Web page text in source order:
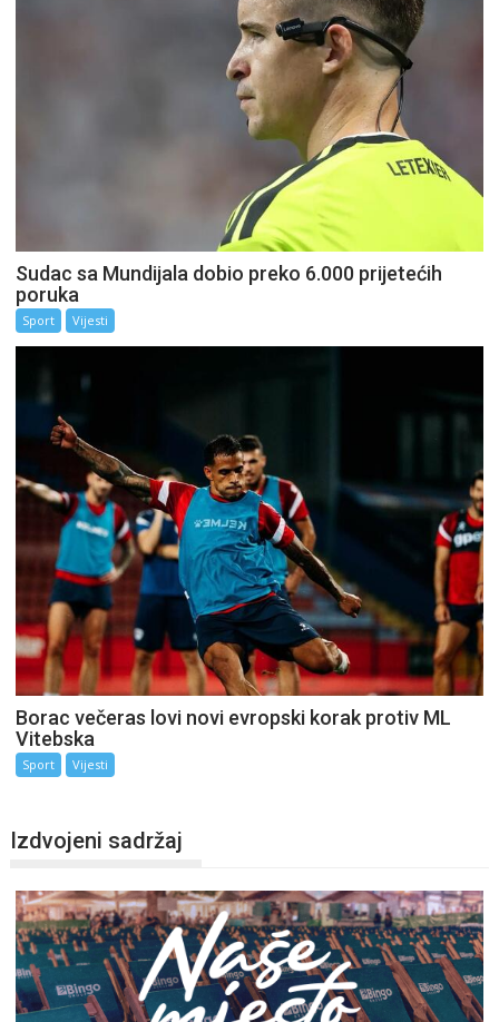
Sudac sa Mundijala dobio preko 6.000 prijetećih
poruka
Sport Vijesti
Borac večeras lovi novi evropski korak protiv ML
Vitebska
Sport Vijesti
Izdvojeni sadržaj